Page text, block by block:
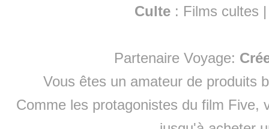
Culte : Films cultes
Partenaire Voyage:
Vous êtes un amateur de produits
Comme les protagonistes du film Five,